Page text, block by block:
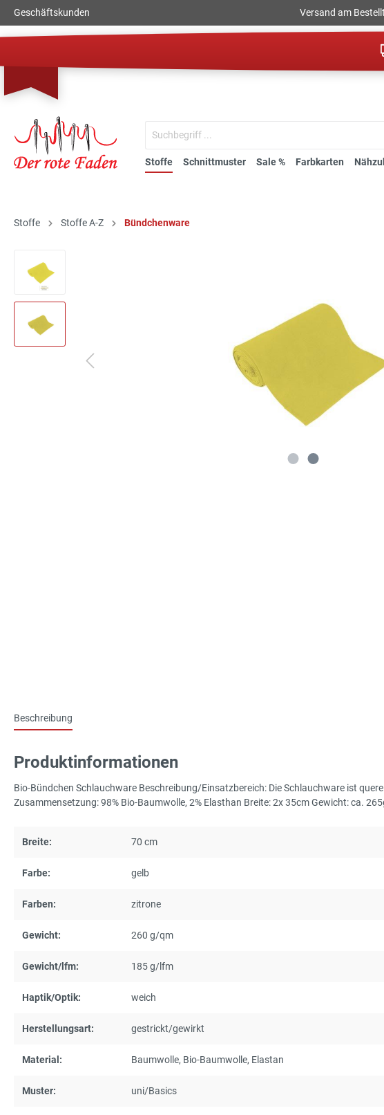
Geschäftskunden Versand am
Stoffe Schnittmuster Sale % Farbkarten
Stoffe Stoffe A-Z Bündchenware
Beschreibung
Produktinformationen
Bio-Bündchen Schlauchware Beschreibung/Einsatzbereich: Die Schlauchware ist
Zusammensetzung: 98% Bio-Baumwolle, 2% Elasthan Breite: 2x 35cm Gewicht: ca.
Breite: 70 cm
Farbe: gelb
Farben: zitrone
Gewicht: 260 g/qm
Gewicht/lfm: 185 g/lfm
Haptik/Optik: weich
Herstellungsart: gestrickt/gewirkt
Material: Baumwolle, Bio-Baumwolle, Elastan
Muster: uni/Basics